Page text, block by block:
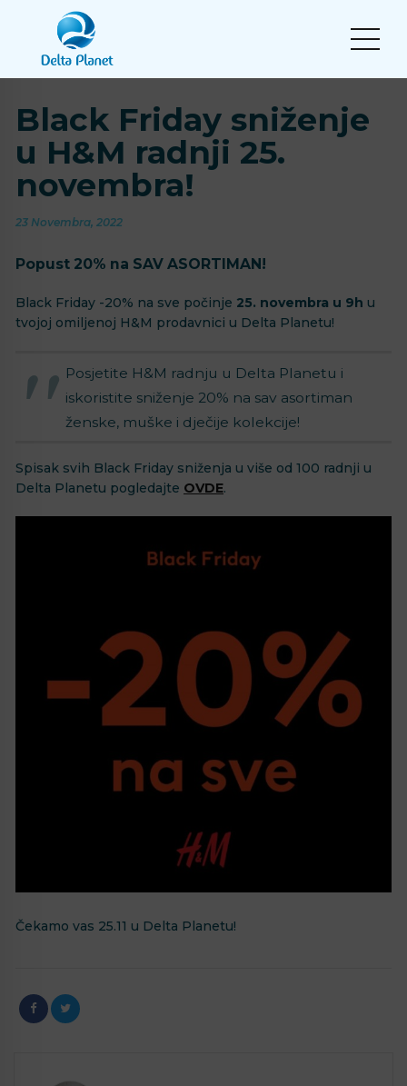
Black Friday sniženje
u H&M radnji 25.
novembra!
23 Novembra, 2022
Popust 20% na SAV ASORTIMAN!
Black Friday -20% na sve počinje 25. novembra u 9h u
tvojoj omiljenoj H&M prodavnici u Delta Planetu!
Posjetite H&M radnju u Delta Planetu i
iskoristite sniženje 20% na sav asortiman
ženske, muške i dječije kolekcije!
Spisak svih Black Friday sniženja u više od 100 radnji u
Delta Planetu pogledajte OVDE.
Čekamo vas 25.11 u Delta Planetu!